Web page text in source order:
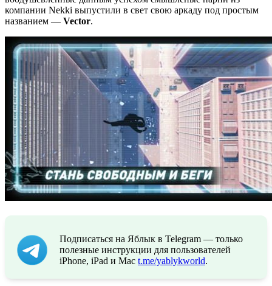
компании Nekki выпустили в свет свою аркаду под простым
названием — Vector.
Подписаться на Яблык в Telegram — только
полезные инструкции для пользователей
iPhone, iPad и Mac t.me/yablykworld.